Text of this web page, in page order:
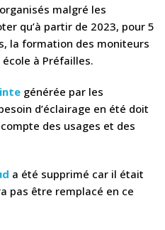
malgré les
qu’à partir de 2023, pour 5
la formation des moniteurs
à Préfailles.
générée par les
d’éclairage en été doit
des usages et des
a été supprimé car il était
pas être remplacé en ce